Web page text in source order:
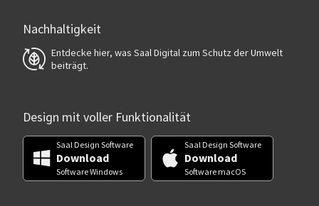
Nachhaltigkeit
Entdecke hier, was Saal Digital zum Schutz der Umwelt
beiträgt.
Design mit voller Funktionalität
Saal Design Software
Download
Software Windows
Saal Design Software
Download
Software macOS